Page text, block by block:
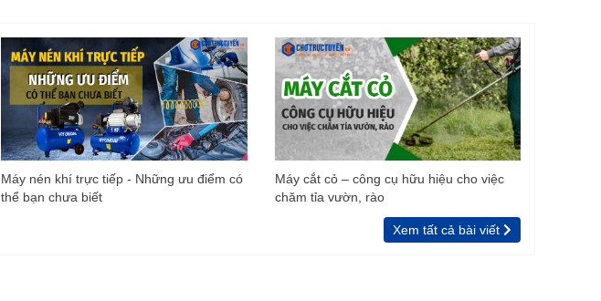
Máy nén khí trực tiếp - Những ưu điểm có
thể bạn chưa biết
Máy cắt cỏ – công cụ hữu hiệu cho việc
chăm tỉa vườn, rào
Xem tất cả bài viết